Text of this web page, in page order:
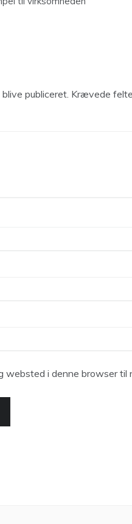
publiceret. Krævede
websted i denne browser